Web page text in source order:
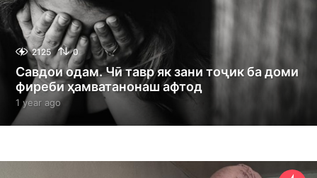
s
a
g
o
2125 0
Савдои одам. Чӣ тавр як зани тоҷик ба доми
фиреби ҳамватанонаш афтод
1 year ago1
e